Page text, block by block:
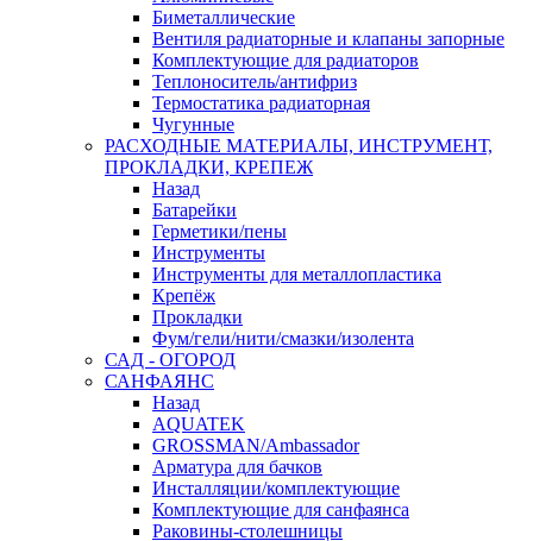
Биметаллические
Вентиля радиаторные и клапаны запорные
Комплектующие для радиаторов
Теплоноситель/антифриз
Термостатика радиаторная
Чугунные
РАСХОДНЫЕ МАТЕРИАЛЫ, ИНСТРУМЕНТ,
ПРОКЛАДКИ, КРЕПЕЖ
Назад
Батарейки
Герметики/пены
Инструменты
Инструменты для металлопластика
Крепёж
Прокладки
Фум/гели/нити/смазки/изолента
САД - ОГОРОД
САНФАЯНС
Назад
AQUATEK
GROSSMAN/Ambassador
Арматура для бачков
Инсталляции/комплектующие
Комплектующие для санфаянса
Раковины-столешницы